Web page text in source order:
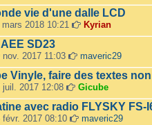
vie d'une dalle LCD
2018 10:21 Kyrian
SD23
2017 11:03 maveric29
Vinyle, faire des textes
juil. 2017 12:08 Gicube
avec radio FLYSKY FS-
févr. 2017 08:10 maveric29